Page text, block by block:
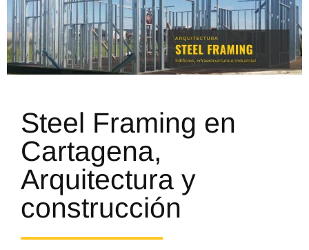
Steel Framing en
Cartagena,
Arquitectura y
construcción